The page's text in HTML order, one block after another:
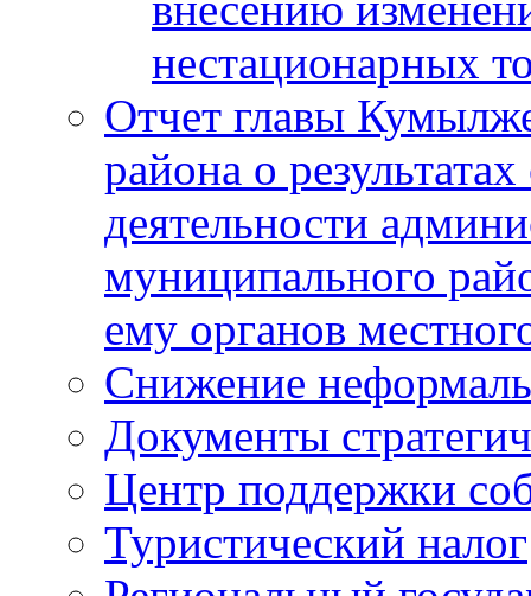
нестационарных
Отчет главы
района о
деятельности
муниципального
ему органов
Снижение
Документы
Центр поддержки
Туристический налог